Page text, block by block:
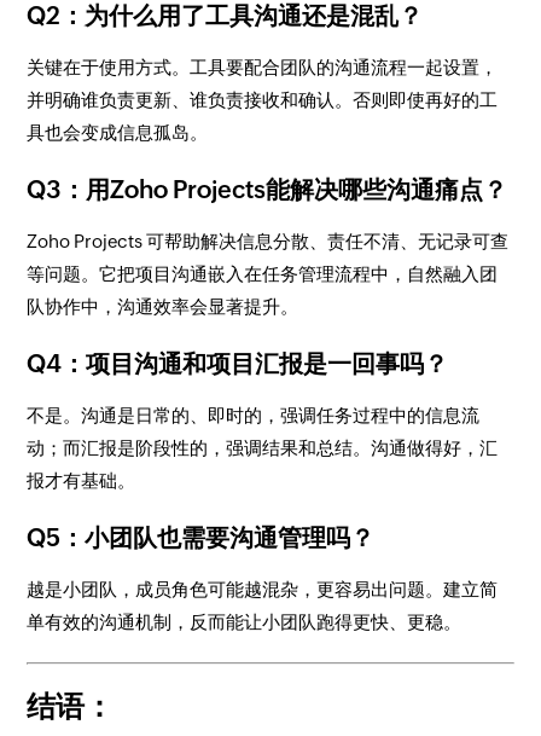
Q2：为什么用了工具沟通还是混乱？
关键在于使用方式。工具要配合团队的沟通流程一起设置，
并明确谁负责更新、谁负责接收和确认。否则即使再好的工
具也会变成信息孤岛。
Q3：用Zoho Projects能解决哪些沟通痛点？
Zoho Projects 可帮助解决信息分散、责任不清、无记录可查
等问题。它把项目沟通嵌入在任务管理流程中，自然融入团
队协作中，沟通效率会显著提升。
Q4：项目沟通和项目汇报是一回事吗？
不是。沟通是日常的、即时的，强调任务过程中的信息流
动；而汇报是阶段性的，强调结果和总结。沟通做得好，汇
报才有基础。
Q5：小团队也需要沟通管理吗？
越是小团队，成员角色可能越混杂，更容易出问题。建立简
单有效的沟通机制，反而能让小团队跑得更快、更稳。
结语：